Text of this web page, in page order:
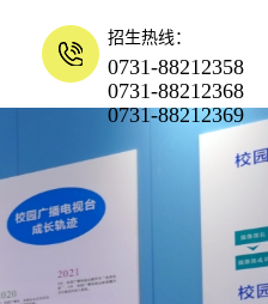
招生热线：
0731-88212358
0731-88212368
0731-88212369